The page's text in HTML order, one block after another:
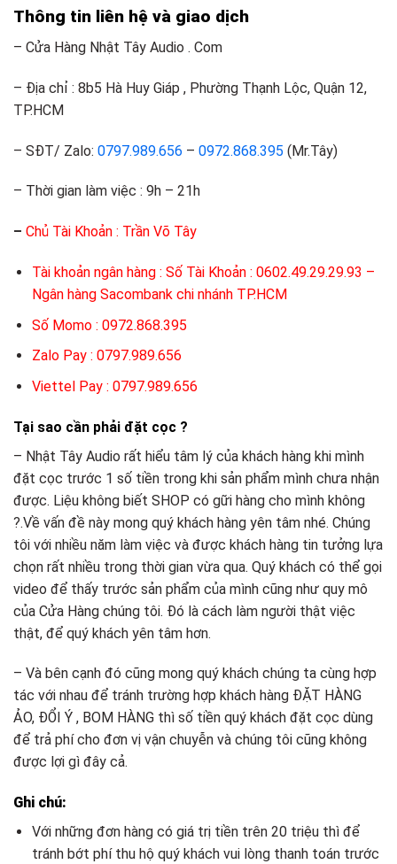
Thông tin liên hệ và giao dịch
– Cửa Hàng Nhật Tây Audio . Com
– Địa chỉ : 8b5 Hà Huy Giáp , Phường Thạnh Lộc, Quận 12,
TP.HCM
– SĐT/ Zalo: 0797.989.656 – 0972.868.395 (Mr.Tây)
– Thời gian làm việc : 9h – 21h
– Chủ Tài Khoản : Trần Võ Tây
Tài khoản ngân hàng : Số Tài Khoản : 0602.49.29.29.93 –
Ngân hàng Sacombank chi nhánh TP.HCM
Số Momo : 0972.868.395
Zalo Pay : 0797.989.656
Viettel Pay : 0797.989.656
Tại sao cần phải đặt cọc ?
– Nhật Tây Audio rất hiểu tâm lý của khách hàng khi mình
đặt cọc trước 1 số tiền trong khi sản phẩm mình chưa nhận
được. Liệu không biết SHOP có gữi hàng cho mình không
?.Về vấn đề này mong quý khách hàng yên tâm nhé. Chúng
tôi với nhiều năm làm việc và được khách hàng tin tưởng lựa
chọn rất nhiều trong thời gian vừa qua. Quý khách có thể gọi
video để thấy trước sản phẩm của mình cũng như quy mô
của Cửa Hàng chúng tôi. Đó là cách làm người thật việc
thật, để quý khách yên tâm hơn.
– Và bên cạnh đó cũng mong quý khách chúng ta cùng hợp
tác với nhau để tránh trường hợp khách hàng ĐẶT HÀNG
ẢO, ĐỔI Ý , BOM HÀNG thì số tiền quý khách đặt cọc dùng
để trả phí cho đơn vị vận chuyễn và chúng tôi cũng không
được lợi gì đây cả.
Ghi chú:
Với những đơn hàng có giá trị tiền trên 20 triệu thì để
tránh bớt phí thu hộ quý khách vui lòng thanh toán trước